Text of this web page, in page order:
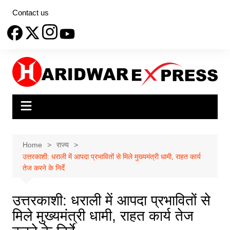
content
Contact us
Home
राज्य
उत्तरकाशी: धराली में आपदा प्रभावितों से मिले मुख्यमंत्री धामी, राहत कार्य
तेज करने के निर्दे
उत्तरकाशी: धराली में आपदा प्रभावितों से
मिले मुख्यमंत्री धामी, राहत कार्य तेज